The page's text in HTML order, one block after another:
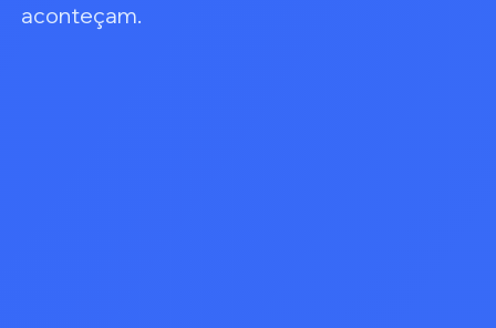
aconteçam.